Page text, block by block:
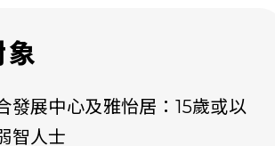
象
發展中心及雅怡居：15歲或以
智人士